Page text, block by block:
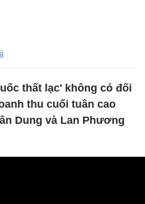
thất lạc' không có đối
thu cuối tuần cao
Dung và Lan Phương